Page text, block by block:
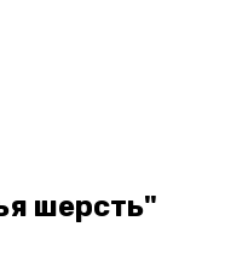
шерсть"